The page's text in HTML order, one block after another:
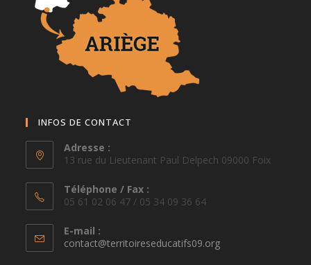
INFOS DE CONTACT
Adresse :
13 rue du Lieutenant Paul Delpech 09000 Foix
Téléphone / Fax :
05 61 02 06 47 / 05 34 09 36 64
E-mail :
contact@territoireseducatifs09.orgS’ouvre